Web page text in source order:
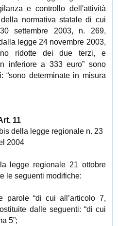
e controllo dell'attività
normativa statale di cui
settembre 2003, n. 269,
legge 24 novembre 2003,
ridotte dei due terzi, e
inferiore a 333 euro” sono
“sono determinate in misura
11
della legge regionale n. 23
2004
legge regionale 21 ottobre
le seguenti modifiche:
parole “di cui all’articolo 7,
dalle seguenti: “di cui
5”;